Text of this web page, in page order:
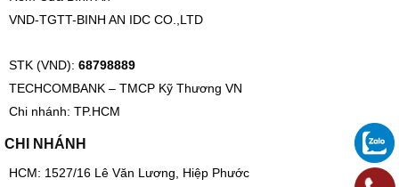
VND-TGTT-BINH AN IDC CO.,LTD
STK (VND): 68798889
TECHCOMBANK – TMCP Kỹ Thương VN
Chi nhánh: TP.HCM
CHI NHÁNH
HCM: 1527/16 Lê Văn Lương, Hiệp Phước